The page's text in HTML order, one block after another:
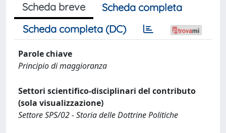
Scheda breve
Scheda completa
Scheda completa (DC)
Parole chiave
Principio di maggioranza
Settori scientifico-disciplinari del contributo
(sola visualizzazione)
Settore SPS/02 - Storia delle Dottrine Politiche